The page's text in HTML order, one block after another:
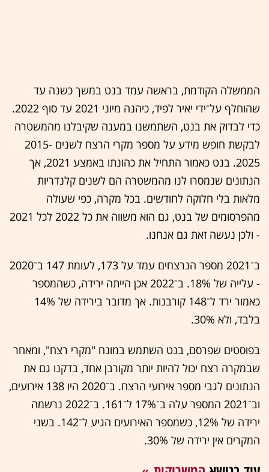
הממשלה הקודמת, בראשה עמד בנט במשך כשנה עד
שהוחלף על־ידי יאיר לפיד, כיהנה מיוני 2021 עד סוף 2022.
כדי לבדוק את בנט, השתמשנו במענה שקיבלנו מהמשטרה
לבקשת חופש מידע על מספר מקרי הרצח לשנים 2015-
2025. בנט כאמור התחיל את כהונתו באמצע 2021, אך
הנתונים שנמסרו לנו מהמשטרה הם לשנים קלנדריות
מלאות בלי חלוקה לחודשים. בכל מקרה, כפי שעולה
מהפרסומים של בנט, גם הוא משווה את כל 2022 לכל 2021
- ולכן נעשה זאת גם אנחנו.
ב־2021 מספר הנרצחים עמד על 173, לעומת 147 ב־2020
- עלייה של 18%. ב־2022 אכן הייתה ירידה, כשהמספר
כאמור ירד ל־148 קורבנות. אך מדובר בירידה של 14%
בלבד, ולא 30%.
בפוסטים שפרסם, בנט השתמש במונח "מקרי רצח", ומאחר
שבמקרה רצח יכול להיות יותר מקורבן אחד, בדקנו גם את
הנתונים לגבי מספר אירועי הרצח. ב־2020 היו 138 אירועים,
וב־2021 המספר עלה ב־17% ל־161. ב־2022 נרשמה
ירידה של 12%, כשמספר האירועים הגיע ל־142. בשני
המקרים אין ירידה של 30%.